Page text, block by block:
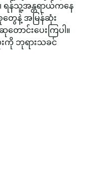
ရန်သူ့အန္တရာယ်ကနေ
ေနဲ့ အမြန်ဆုံး
ာင်းပေးကြပါ။
ကို ဘုရားသခင်